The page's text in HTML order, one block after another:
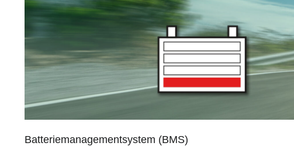
Batteriemanagementsystem (BMS)